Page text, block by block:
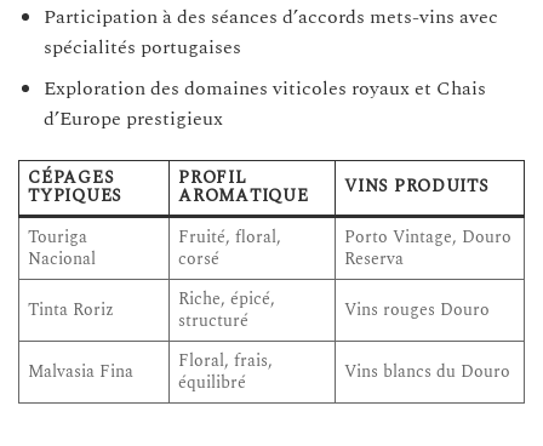
Participation à des séances d’accords mets-vins avec
spécialités portugaises
Exploration des domaines viticoles royaux et Chais
d’Europe prestigieux
CÉPAGES
TYPIQUES
PROFIL
AROMATIQUE
VINS PRODUITS
Touriga
Nacional
Fruité, floral,
corsé
Porto Vintage, Douro
Reserva
Tinta Roriz
Riche, épicé,
structuré
Vins rouges Douro
Malvasia Fina
Floral, frais,
équilibré
Vins blancs du Douro